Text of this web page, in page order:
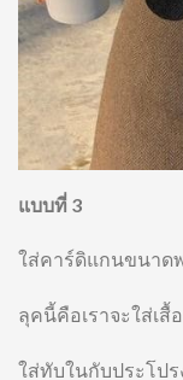
แบบที่ 3
ใส่คาร์ดิแกนขนาด
ลุคนี้คือเราจะใส่เ
ใส่ทับในกับประโปร